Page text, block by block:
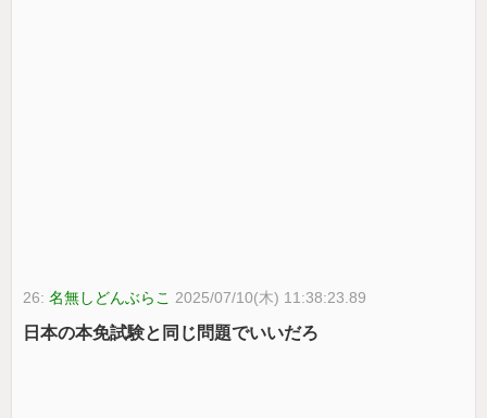
26:名無しどんぶらこ 2025/07/10(木) 11:38:23.89
日本の本免試験と同じ問題でいいだろ